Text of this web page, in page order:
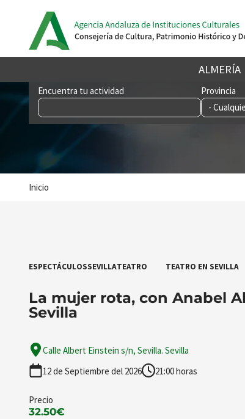
contenido
principal
ALMERÍA
Encuentra tu actividad Provincia
enlaces
navegación
Inicio
ESPECTÁCULOSSEVILLATEATRO TEATRO EN SEVILLA
La mujer rota, con Anabel
Sevilla
Calle Albert Einstein s/n, Sevilla. Sevilla
12 de Septiembre del 2026
21:00 horas
Precio
32.50€